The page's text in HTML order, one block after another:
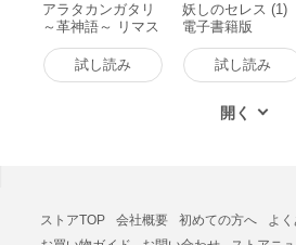
アラタカンガタリ
～革神語～ リマス
ター版 (1) 電子書
籍版
試し読み
妖しのセレス (1)
電子書籍版
試し読み
ストアTOP 会社概要 初めての方へ
よ